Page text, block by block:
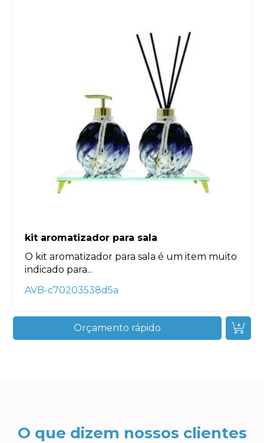
kit aromatizador para sala
O kit aromatizador para sala é um item muito
indicado para...
AVB-c70203538d5a
Orçamento rápido
O que dizem nossos clientes